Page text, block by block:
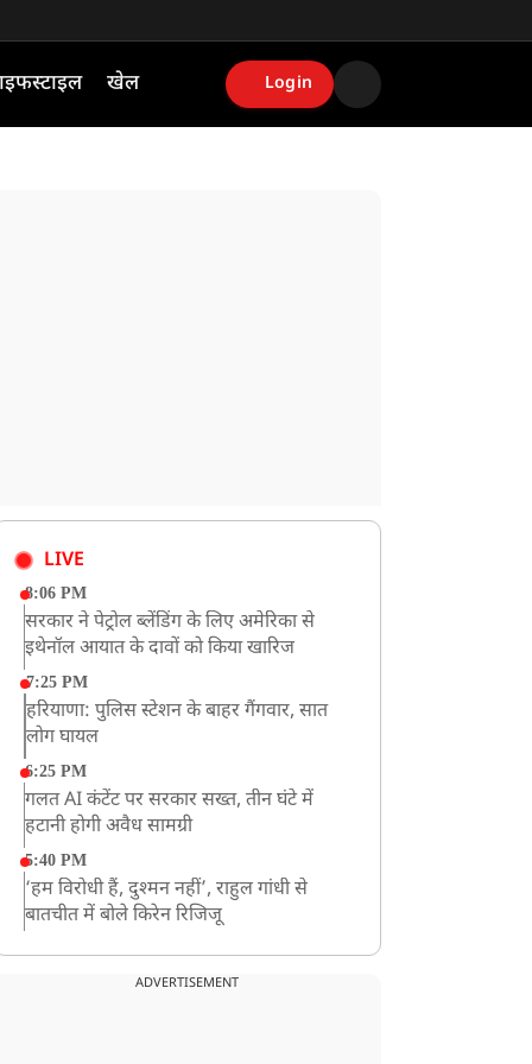
खेल Login
LIVE
8:06 PM
सरकार ने पेट्रोल ब्लेंडिंग के लिए अमेरिका से
इथेनॉल आयात के दावों को किया खारिज
7:25 PM
हरियाणा: पुलिस स्टेशन के बाहर गैंगवार, सात
लोग घायल
6:25 PM
गलत AI कंटेंट पर सरकार सख्त, तीन घंटे में
हटानी होगी अवैध सामग्री
5:40 PM
‘हम विरोधी हैं, दुश्मन नहीं’, राहुल गांधी से
बातचीत में बोले किरेन रिजिजू
झारखंड के छात्रों को CJP का समर्थन, रांची पहुंच
ADVERTISEMENT